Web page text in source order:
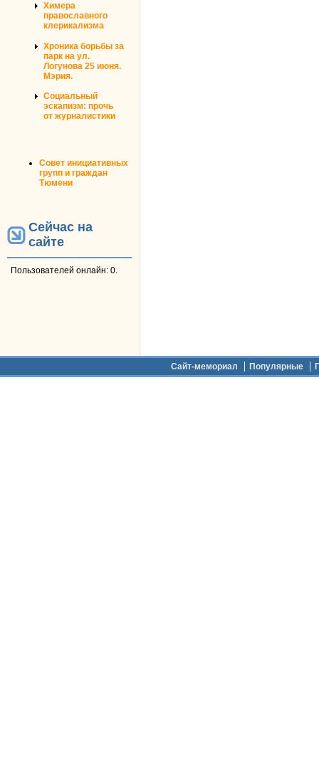
Химера
православного
клерикализма
Хроника борьбы за
парк на ул.
Логунова 25 июня.
Мэрия.
Социальный
эскапизм: прочь
от журналистики
Совет инициативных
групп и граждан
Тюмени
Сейчас на
сайте
Пользователей онлайн: 0.
Сайт-мемориал Популярные